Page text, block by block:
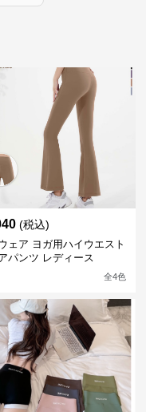
(税込)
ェア ヨガ用ハイウエスト
パンツ レディース
全4色